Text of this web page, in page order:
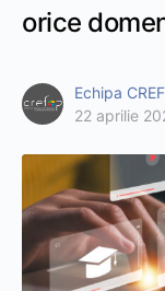
orice
Echipa
22 aprilie